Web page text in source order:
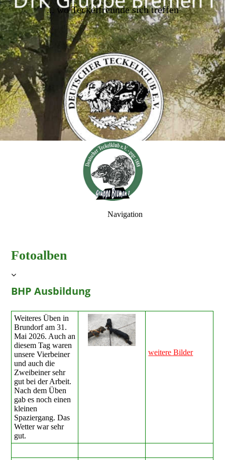
... wo Teckelfreunde sich treffen
Navigation
Fotoalben
BHP Ausbildung
Weiteres Üben in
Brundorf am 31.
Mai 2026. Auch an
diesem Tag waren
unsere Vierbeiner
und auch die
Zweibeiner sehr
gut bei der Arbeit.
Nach dem Üben
gab es noch einen
kleinen
Spaziergang. Das
Wetter war sehr
gut.
weitere Bilder